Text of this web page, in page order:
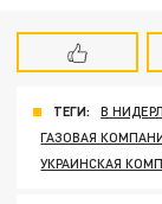
ТЕГИ: В
ГАЗОВАЯ
УКРАИНСКАЯ